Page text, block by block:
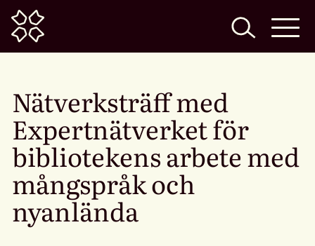
Home
Nätverksträff med
Expertnätverket för
bibliotekens arbete med
mångspråk och
nyanlända